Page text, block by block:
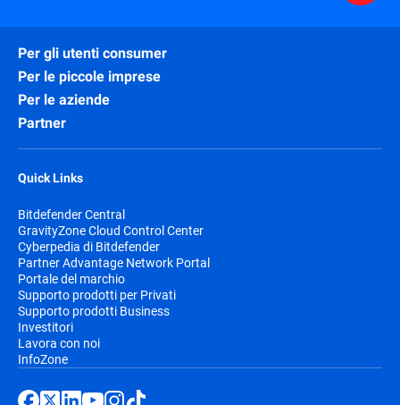
Per gli utenti consumer
Per le piccole imprese
Per le aziende
Partner
Quick Links
Bitdefender Central
GravityZone Cloud Control Center
Cyberpedia di Bitdefender
Partner Advantage Network Portal
Portale del marchio
Supporto prodotti per Privati
Supporto prodotti Business
Investitori
Lavora con noi
InfoZone